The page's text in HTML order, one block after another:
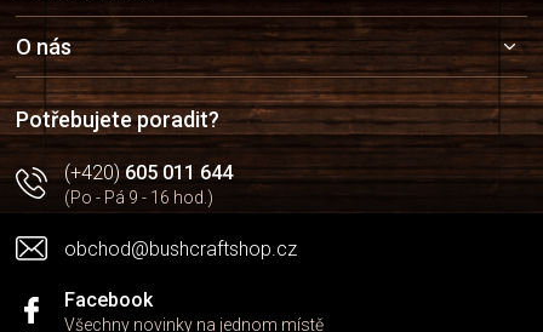
d
a
c
í
p
r
k
ý
s
a
t
í
O nás
Potřebujete poradit?
(+420)605 011 644
(Po - Pá 9 - 16 hod.)
obchod@bushcraftshop.cz
Facebook
Všechny novinky na jednom místě